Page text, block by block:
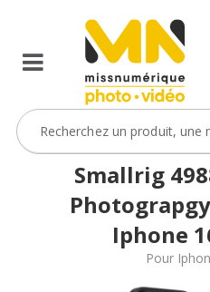
Smallrig
Iphone
Pour